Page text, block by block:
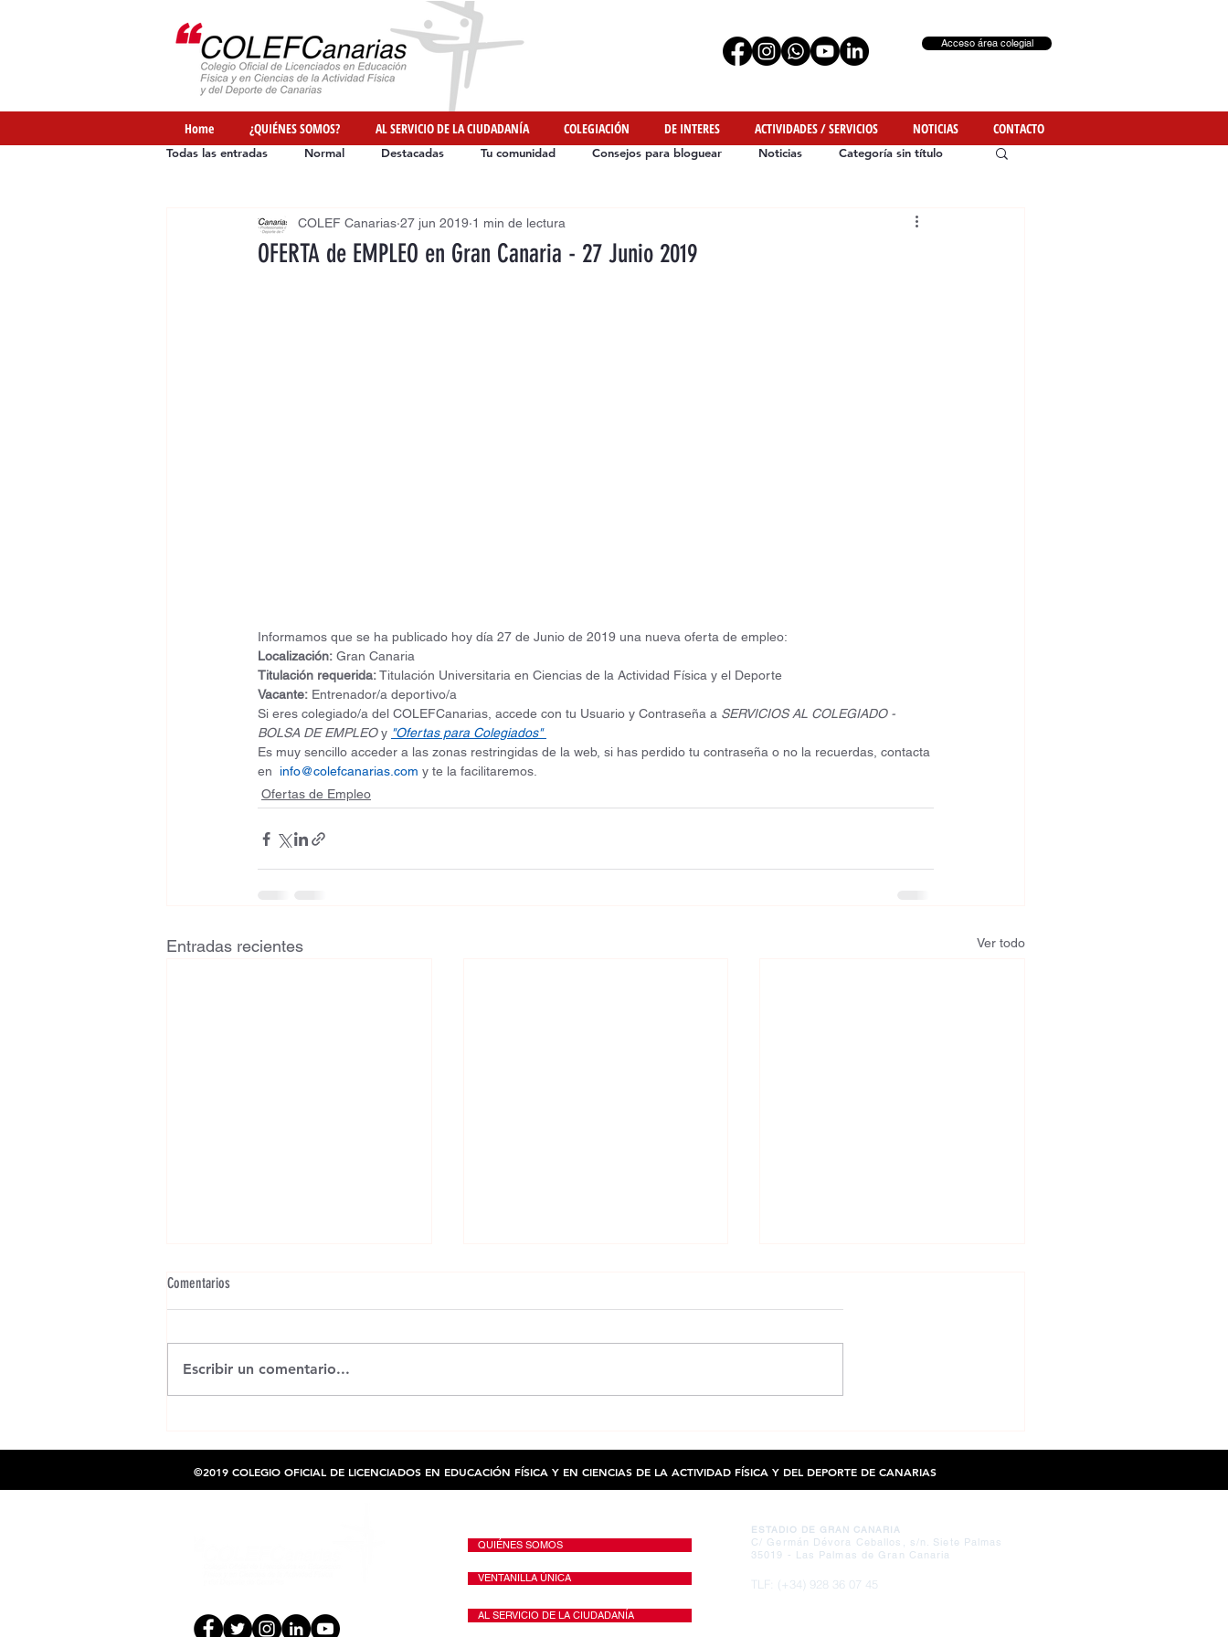
Acceso área colegial
Home ¿QUIÉNES SOMOS? AL SERVICIO DE LA CIUDADANÍA COLEGIACIÓN DE INTERES ACTIVIDADES / SERVICIOS NOTICIAS CONTACTO
Todas las entradas Normal Destacadas Tu comunidad Consejos para bloguear Noticias Categoría sin título
Ofertas de Empleo Formación Iniciativas de Nuestros Colegiados
OFERTA de EMPLEO en Gran Canaria - 27 Junio 2019
COLEF Canarias 27 jun 2019 1 min de lectura
Informamos que se ha publicado hoy día 27 de Junio de 2019 una nueva oferta de empleo:
Localización: Gran Canaria
Titulación requerida: Titulación Universitaria en Ciencias de la Actividad Física y el Deporte
Vacante: Entrenador/a deportivo/a
Si eres colegiado/a del COLEFCanarias, accede con tu Usuario y Contraseña a SERVICIOS AL COLEGIADO -
BOLSA DE EMPLEO y "Ofertas para Colegiados"
Es muy sencillo acceder a las zonas restringidas de la web, si has perdido tu contraseña o no la recuerdas, contacta
en info@colefcanarias.com y te la facilitaremos.
Ofertas de Empleo
Entradas recientes Ver todo
Salud en Movimiento"
Comentarios
Escribir un comentario...
©2019 COLEGIO OFICIAL DE LICENCIADOS EN EDUCACIÓN FÍSICA Y EN CIENCIAS DE LA ACTIVIDAD FÍSICA Y DEL DEPORTE DE CANARIAS
QUIÉNES SOMOS
VENTANILLA ÚNICA
AL SERVICIO DE LA CIUDADANÍA
ESTADIO DE GRAN CANARIA
C/ Germán Dévora Ceballos, s/n. Siete Palmas
35019 - Las Palmas de Gran Canaria
TLF: (+34) 928 36 07 45